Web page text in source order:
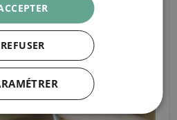
REFUSER